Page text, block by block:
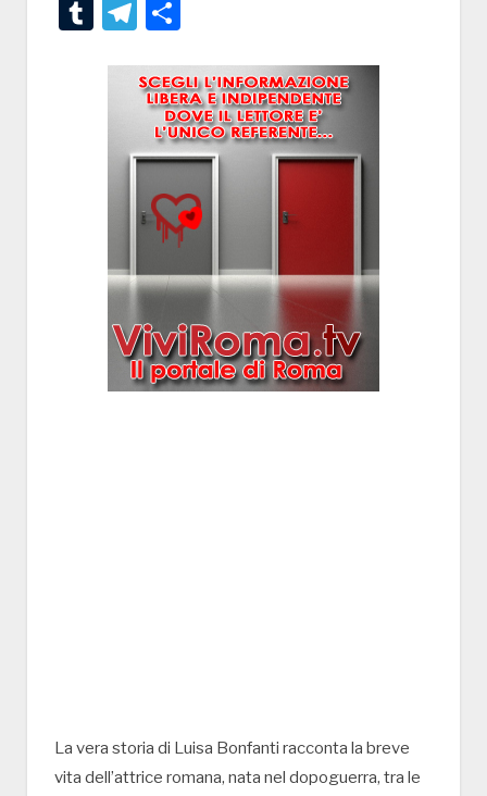
TumblrTelegram
La vera storia di Luisa Bonfanti racconta la breve
vita dell’attrice romana, nata nel dopoguerra, tra le